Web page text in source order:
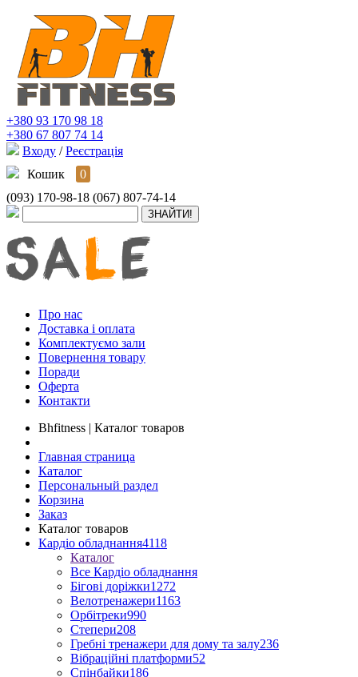
+380 93 170 98 18
+380 67 807 74 14
Входу / Реєстрація
Кошик
0
(093) 170-98-18 (067) 807-74-14
Про нас
Доставка і оплата
Комплектуємо зали
Повернення товару
Поради
Оферта
Контакти
Bhfitness | Каталог товаров
Главная страница
Каталог
Персональный раздел
Корзина
Заказ
Каталог товаров
Кардіо обладнання4118
Каталог
Все Кардіо обладнання
Бігові доріжки1272
Велотренажери1163
Орбітреки990
Степери208
Гребні тренажери для дому та залу236
Вібраційні платформи52
Спінбайки186